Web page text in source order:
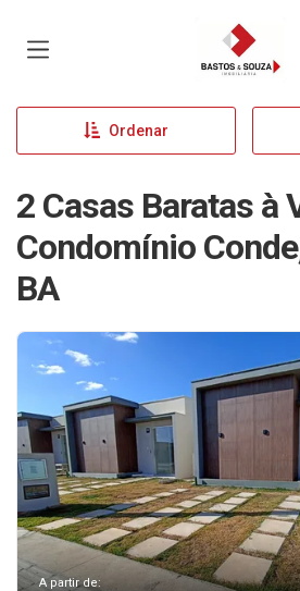
Página
Ordenar
2 Casas Baratas à
Condomínio
BA
A partir de: